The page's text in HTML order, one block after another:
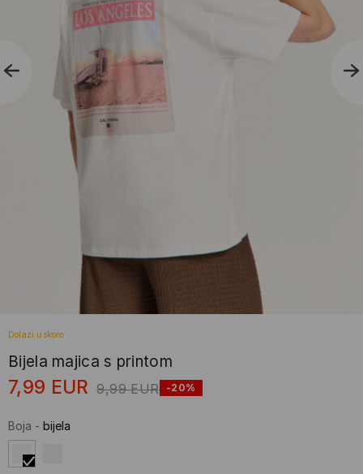
Dolazi uskoro
Bijela majica s printom
7,99 EUR 9,99 EUR -20%
Boja - bijela